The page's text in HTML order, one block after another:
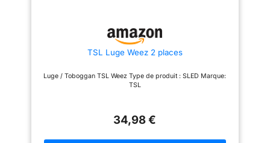
âges. PORTABLE : Ce tube de
amovible pour un tirage facile
l'emploi, facile à transporter,
TSL Luge Weez 2 places
Luge / Toboggan TSL Weez Type de produit : SLED Marque:
TSL
34,98 €